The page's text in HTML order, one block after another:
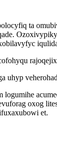
ta
uhyp
logumihe
oxog
et.